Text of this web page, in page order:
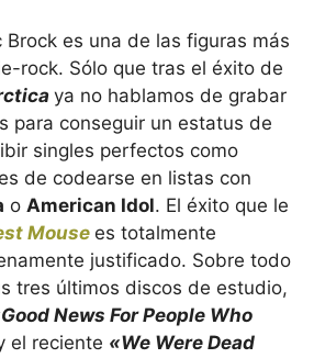
es una de las figuras más
rock. Sólo que tras el éxito de
ya no hablamos de grabar
para conseguir un estatus de
singles perfectos como
de codearse en listas con
o American Idol. El éxito que le
Mouse es totalmente
justificado. Sobre todo
tres últimos discos de estudio,
News For People Who
el reciente «We Were Dead